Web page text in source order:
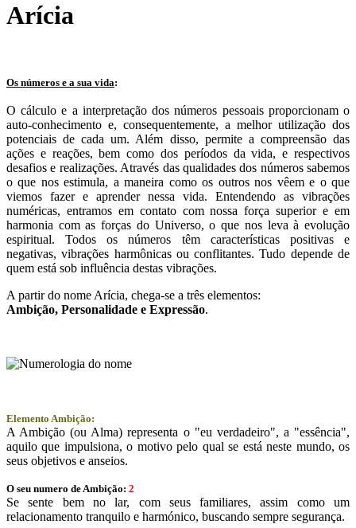
Arícia
Os números e a sua vida:
O cálculo e a interpretação dos números pessoais proporcionam o
auto-conhecimento e, consequentemente, a melhor utilização dos
potenciais de cada um. Além disso, permite a compreensão das
ações e reações, bem como dos períodos da vida, e respectivos
desafios e realizações. Através das qualidades dos números sabemos
o que nos estimula, a maneira como os outros nos vêem e o que
viemos fazer e aprender nessa vida. Entendendo as vibrações
numéricas, entramos em contato com nossa força superior e em
harmonia com as forças do Universo, o que nos leva à evolução
espiritual. Todos os números têm características positivas e
negativas, vibrações harmônicas ou conflitantes. Tudo depende de
quem está sob influência destas vibrações.
A partir do nome Arícia, chega-se a três elementos:
Ambição, Personalidade e Expressão.
Elemento Ambição:
A Ambição (ou Alma) representa o "eu verdadeiro", a "essência",
aquilo que impulsiona, o motivo pelo qual se está neste mundo, os
seus objetivos e anseios.
O seu numero de Ambição: 2
Se sente bem no lar, com seus familiares, assim como um
relacionamento tranquilo e harmónico, buscando sempre segurança.